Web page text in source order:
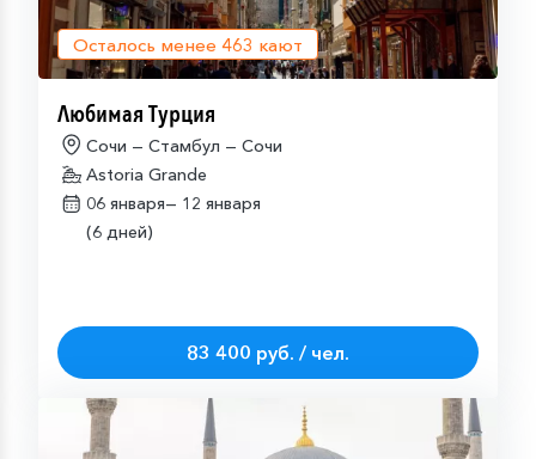
Осталось менее 463 кают
Любимая Турция
Сочи — Стамбул — Сочи
Astoria Grande
06 января— 12 января
(6 дней)
83 400 руб. / чел.